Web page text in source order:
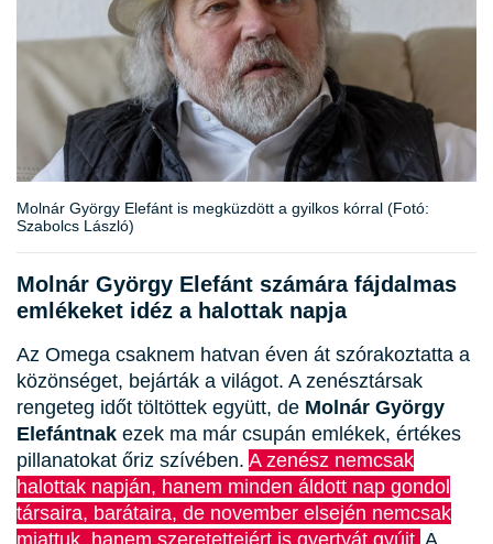
Molnár György Elefánt is megküzdött a gyilkos kórral (Fotó:
Szabolcs László)
Molnár György Elefánt számára fájdalmas
emlékeket idéz a halottak napja
Az Omega csaknem hatvan éven át szórakoztatta a
közönséget, bejárták a világot. A zenésztársak
rengeteg időt töltöttek együtt, de Molnár György
Elefántnak ezek ma már csupán emlékek, értékes
pillanatokat őriz szívében. A zenész nemcsak
halottak napján, hanem minden áldott nap gondol
társaira, barátaira, de november elsején nemcsak
miattuk, hanem szeretetteiért is gyertyát gyújt. A